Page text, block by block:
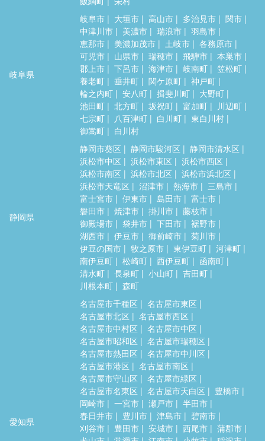
岐阜県
岐阜市 大垣市 高山市 多治見市
関市
中津川市
美濃市 瑞浪市
羽島市
恵那市
美濃加茂市 土岐市
各務原市
可児市
山県市 瑞穂市 飛騨市
本巣市
郡上市
下呂市 海津市 岐南町
笠松町
養老町
垂井町 関ケ原町
神戸町
輪之内町
安八町 揖斐川町
大野町
池田町
北方町 坂祝町 富加町
川辺町
七宗町
八百津町 白川町
東白川村
御嵩町
白川村
静岡県
静岡市葵区 静岡市駿河区
静岡市清水区
浜松市中区
浜松市東区
浜松市西区
浜松市南区
浜松市北区
浜松市浜北区
浜松市天竜区
沼津市 熱海市
三島市
富士宮市
伊東市 島田市
富士市
磐田市
焼津市 掛川市
藤枝市
御殿場市
袋井市 下田市
裾野市
湖西市
伊豆市 御前崎市
菊川市
伊豆の国市
牧之原市 東伊豆町
河津町
南伊豆町
松崎町 西伊豆町
函南町
清水町
長泉町 小山町
吉田町
川根本町
森町
愛知県
名古屋市千種区
名古屋市東区
名古屋市北区
名古屋市西区
名古屋市中村区
名古屋市中区
名古屋市昭和区
名古屋市瑞穂区
名古屋市熱田区
名古屋市中川区
名古屋市港区
名古屋市南区
名古屋市守山区
名古屋市緑区
名古屋市名東区
名古屋市天白区
豊橋市
岡崎市
一宮市 瀬戸市
半田市
春日井市
豊川市 津島市
碧南市
刈谷市
豊田市 安城市 西尾市
蒲郡市